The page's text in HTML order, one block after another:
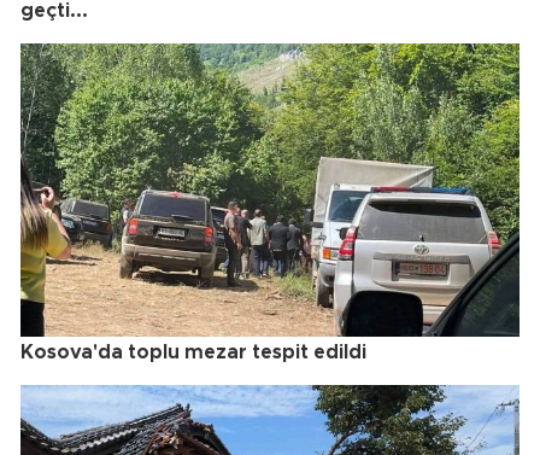
geçti...
Kosova'da toplu mezar tespit edildi